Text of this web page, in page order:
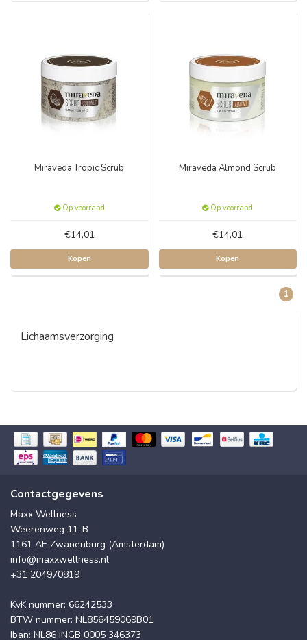
Miraveda Tropic Scrub
Op voorraad
€14,01
Kopen
Miraveda Almond Scrub
Op voorraad
€14,01
Kopen
1
Lichaamsverzorging
Contactgegevens
Maxx Wellness
Weerenweg 11-B
1161 AE Zwanenburg (Amsterdam)
info@maxxwellness.nl
+31 204970819
KvK nummer: 66242533
BTW nummer: NL856459069B01
Iban: NL86 INGB 0005 346373